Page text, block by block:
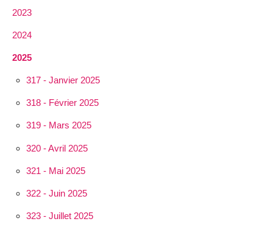
2023
2024
2025
317 - Janvier 2025
318 - Février 2025
319 - Mars 2025
320 - Avril 2025
321 - Mai 2025
322 - Juin 2025
323 - Juillet 2025